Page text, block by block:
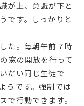
わせ
ーポリシー
が上、意識が下と
です。しっかりと
た。毎朝午前７時
窓の開放を行って
だい同じ生徒で
うです。強制では
で行動できます。